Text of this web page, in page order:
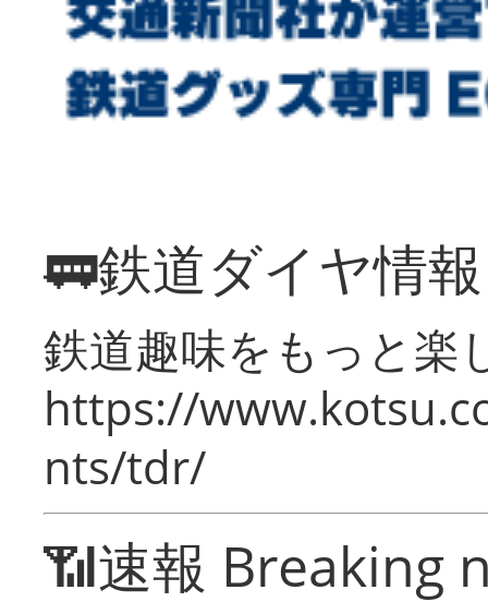
🚃鉄道ダイヤ情
鉄道趣味をもっと楽
https://
nts/tdr/
📶速報 Breaking